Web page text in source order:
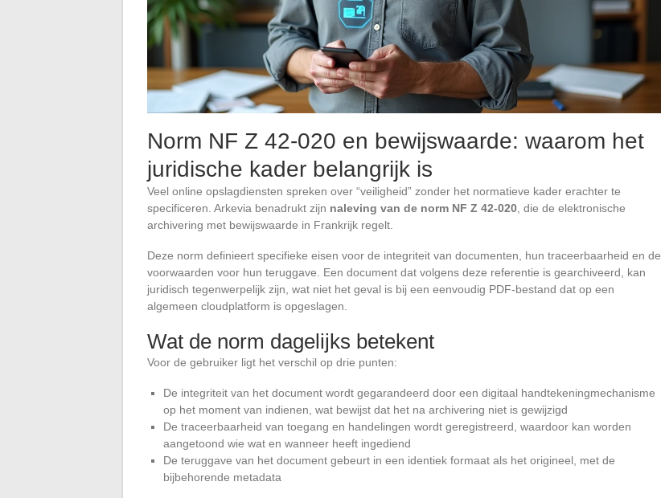
Norm NF Z 42-020 en bewijswaarde: waarom het
juridische kader belangrijk is
Veel online opslagdiensten spreken over “veiligheid” zonder het normatieve kader erachter te
specificeren. Arkevia benadrukt zijn naleving van de norm NF Z 42-020 , die de elektronische
archivering met bewijswaarde in Frankrijk regelt.
Deze norm definieert specifieke eisen voor de integriteit van documenten, hun traceerbaarheid en de
voorwaarden voor hun teruggave. Een document dat volgens deze referentie is gearchiveerd, kan
juridisch tegenwerpelijk zijn, wat niet het geval is bij een eenvoudig PDF-bestand dat op een
algemeen cloudplatform is opgeslagen.
Wat de norm dagelijks betekent
Voor de gebruiker ligt het verschil op drie punten:
De integriteit van het document wordt gegarandeerd door een digitaal handtekeningmechanisme
op het moment van indienen, wat bewijst dat het na archivering niet is gewijzigd
De traceerbaarheid van toegang en handelingen wordt geregistreerd, waardoor kan worden
aangetoond wie wat en wanneer heeft ingediend
De teruggave van het document gebeurt in een identiek formaat als het origineel, met de
bijbehorende metadata